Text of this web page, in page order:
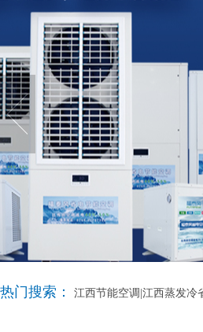
热门搜索： 江西节能空调|江西蒸发冷